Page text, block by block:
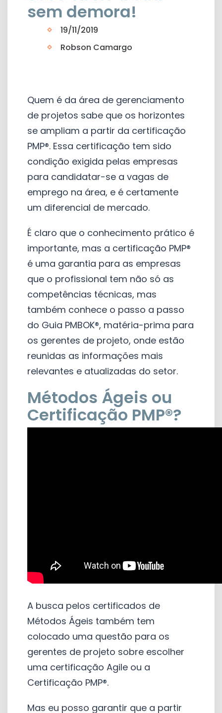
sem demora!
19/11/2019
Robson Camargo
Quem é da área de gerenciamento
de projetos sabe que os horizontes
se ampliam a partir da certificação
PMP®. Essa certificação tem sido
condição exigida pelas empresas
para candidatar-se a vagas de
emprego na área, e é certamente
um diferencial de mercado.
É claro que o conhecimento prático é
importante, mas a certificação PMP®
é uma garantia para as empresas
que o profissional tem não só as
competências técnicas, mas
também conhece o passo a passo
do Guia PMBOK®, matéria-prima para
os gerentes de projeto, onde estão
reunidas as informações mais
relevantes e atualizadas do setor.
Métodos Ágeis ou
Certificação PMP®?
A busca pelos certificados de
Métodos Ágeis também tem
colocado uma questão para os
gerentes de projeto sobre escolher
uma certificação Agile ou a
Certificação PMP®.
Mas eu posso garantir que a partir